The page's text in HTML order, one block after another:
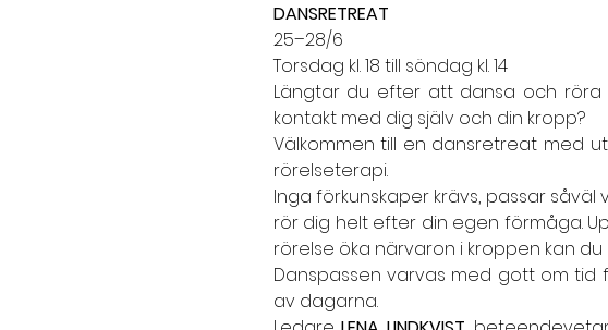
DANSRETREAT
25–28/6
Torsdag kl. 18 till söndag kl. 14
Längtar du efter att dansa och
kontakt med dig själv och din kropp?
Välkommen till en dansretreat med
rörelseterapi.
Inga förkunskaper krävs, passar
rör dig helt efter din egen förmåga.
rörelse öka närvaron i kroppen kan
Danspassen varvas med gott om tid
av dagarna.